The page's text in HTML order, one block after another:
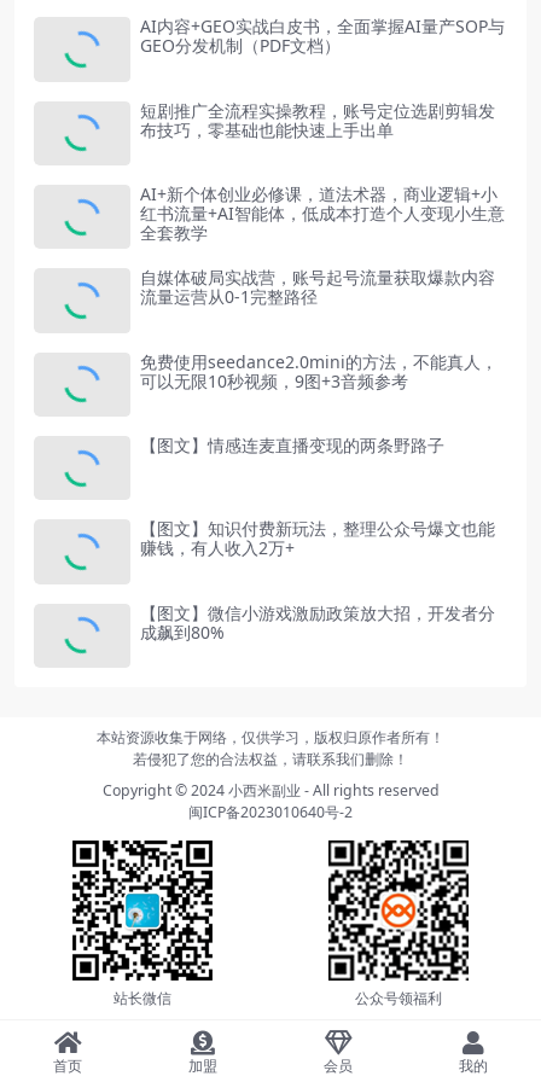
AI内容+GEO实战白皮书，全面掌握AI量产SOP与
GEO分发机制（PDF文档）
短剧推广全流程实操教程，账号定位选剧剪辑发
布技巧，零基础也能快速上手出单
AI+新个体创业必修课，道法术器，商业逻辑+小
红书流量+AI智能体，低成本打造个人变现小生意
全套教学
自媒体破局实战营，账号起号流量获取爆款内容
流量运营从0-1完整路径
免费使用seedance2.0mini的方法，不能真人，
可以无限10秒视频，9图+3音频参考
【图文】情感连麦直播变现的两条野路子
【图文】知识付费新玩法，整理公众号爆文也能
赚钱，有人收入2万+
【图文】微信小游戏激励政策放大招，开发者分
成飙到80%
本站资源收集于网络，仅供学习，版权归原作者所有！
若侵犯了您的合法权益，请联系我们删除！
Copyright © 2024小西米副业 - All rights reserved
闽ICP备2023010640号-2
站长微信 公众号领福利
首页 加盟 会员 我的